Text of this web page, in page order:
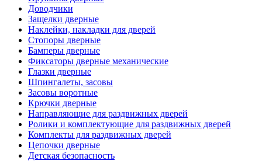
Доводчики
Защелки дверные
Наклейки, накладки для дверей
Стопоры дверные
Бамперы дверные
Фиксаторы дверные механические
Глазки дверные
Шпингалеты, засовы
Засовы воротные
Крючки дверные
Направляющие для раздвижных дверей
Ролики и комплектующие для раздвижных дверей
Комплекты для раздвижных дверей
Цепочки дверные
Детская безопасность